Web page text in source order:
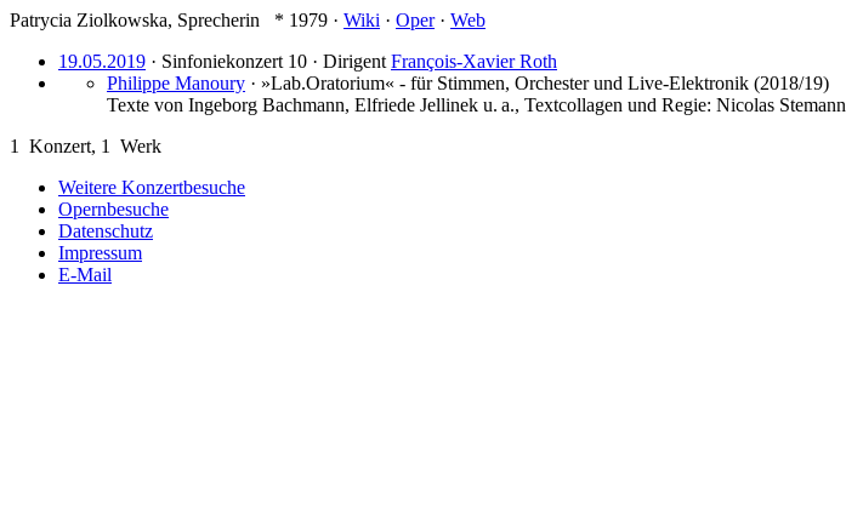
Patrycia Ziolkowska, Sprecherin * 1979 · Wiki · Oper· Web
19.05.2019 · Sinfoniekonzert 10 · Dirigent François-Xavier Roth
Philippe Manoury · »Lab.Oratorium« - für Stimmen, Orchester und Live-Elektronik (2018/19)
Texte von Ingeborg Bachmann, Elfriede Jellinek u. a., Textcollagen und Regie: Nicolas Stemann
1
Konzert, 1
Werk
Weitere Konzertbesuche
Opernbesuche
Datenschutz
Impressum
E-Mail